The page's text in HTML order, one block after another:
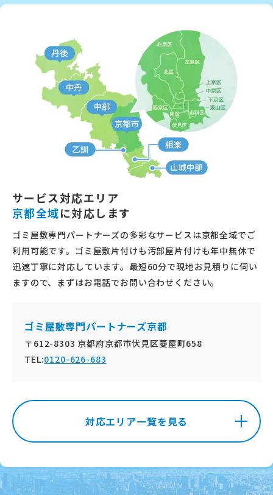
サービス対応エリア
京都全域に対応します
ゴミ屋敷専門パートナーズの多彩なサービスは京都全域でご
利用可能です。ゴミ屋敷片付けも汚部屋片付けも年中無休で
迅速丁寧に対応しています。最短60分で現地お見積りに伺い
ますので、まずはお電話でお問い合わせください。
ゴミ屋敷専門パートナーズ京都
〒612-8303 京都府京都市伏見区菱屋町658
TEL:0120-626-683
対応エリア一覧を見る